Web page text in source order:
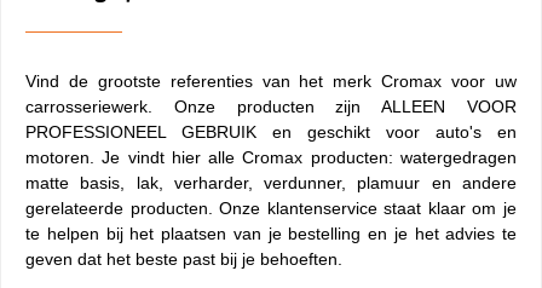
Vind de grootste referenties van het merk Cromax voor uw
carrosseriewerk. Onze producten zijn ALLEEN VOOR
PROFESSIONEEL GEBRUIK en geschikt voor auto's en
motoren. Je vindt hier alle Cromax producten: watergedragen
matte basis, lak, verharder, verdunner, plamuur en andere
gerelateerde producten. Onze klantenservice staat klaar om je
te helpen bij het plaatsen van je bestelling en je het advies te
geven dat het beste past bij je behoeften.